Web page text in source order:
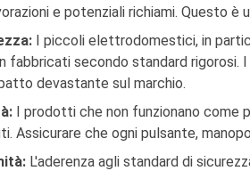
e potenziali richiami. Questo
I piccoli elettrodomestici, in
fabbricati secondo standard
devastante sul marchio.
I prodotti che non funzionano come
Assicurare che ogni pulsante,
L'aderenza agli standard di